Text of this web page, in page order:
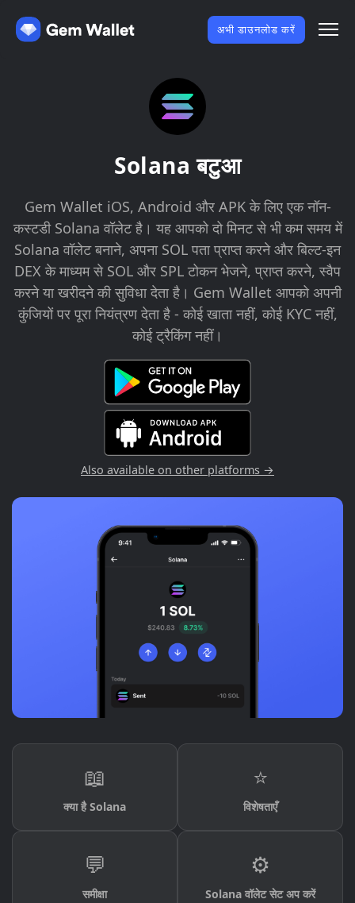
अभी डाउनलोड करें
Solana बटुआ
Gem Wallet iOS, Android और APK के लिए एक नॉन-
कस्टडी Solana वॉलेट है। यह आपको दो मिनट से भी कम समय में
Solana वॉलेट बनाने, अपना SOL पता प्राप्त करने और बिल्ट-इन
DEX के माध्यम से SOL और SPL टोकन भेजने, प्राप्त करने, स्वैप
करने या खरीदने की सुविधा देता है। Gem Wallet आपको अपनी
कुंजियों पर पूरा नियंत्रण देता है - कोई खाता नहीं, कोई KYC नहीं,
कोई ट्रैकिंग नहीं।
Also available on other platforms →
📖
क्या है Solana
⭐
विशेषताएँ
💬
समीक्षा
⚙️
Solana वॉलेट सेट अप करें